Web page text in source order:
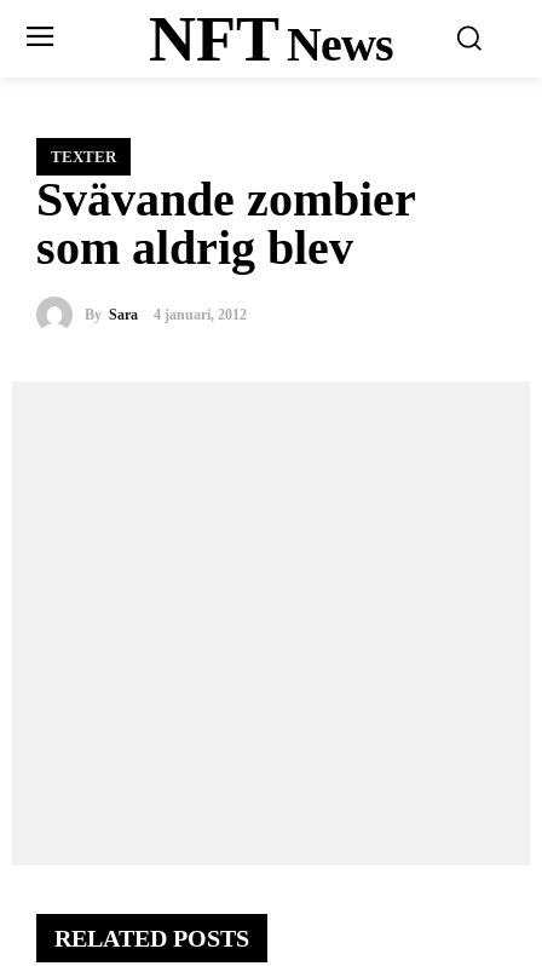
NFTNews
TEXTER
Svävande zombier
som aldrig blev
By Sara 4 januari, 2012
RELATED POSTS